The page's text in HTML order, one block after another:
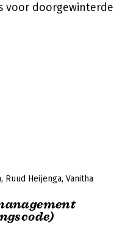
voor doorgewinterde
Ruud Heijenga Vanitha